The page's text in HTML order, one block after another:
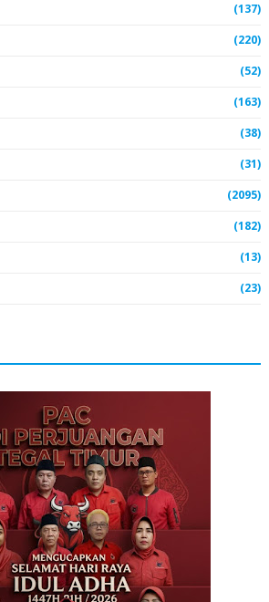
(137)
(220)
(52)
(163)
(38)
(31)
(2095)
(182)
(13)
(23)